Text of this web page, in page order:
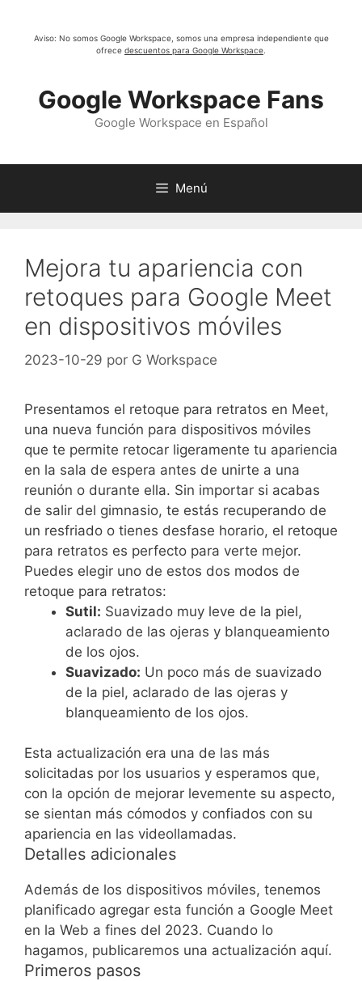
Aviso: No somos Google Workspace, somos una empresa independiente que
ofrece descuentos para Google Workspace
Google Workspace Fans
Google Workspace en Español
Menú
Mejora tu apariencia con
retoques para Google Meet
en dispositivos móviles
2023-10-29 por G Workspace
Presentamos el retoque para retratos en Meet,
una nueva función para dispositivos móviles
que te permite retocar ligeramente tu apariencia
en la sala de espera antes de unirte a una
reunión o durante ella. Sin importar si acabas
de salir del gimnasio, te estás recuperando de
un resfriado o tienes desfase horario, el retoque
para retratos es perfecto para verte mejor.
Puedes elegir uno de estos dos modos de
retoque para retratos:
Sutil: Suavizado muy leve de la piel,
aclarado de las ojeras y blanqueamiento
de los ojos.
Suavizado: Un poco más de suavizado
de la piel, aclarado de las ojeras y
blanqueamiento de los ojos.
Esta actualización era una de las más
solicitadas por los usuarios y esperamos que,
con la opción de mejorar levemente su aspecto,
se sientan más cómodos y confiados con su
apariencia en las videollamadas.
Detalles adicionales
Además de los dispositivos móviles, tenemos
planificado agregar esta función a Google Meet
en la Web a fines del 2023. Cuando lo
hagamos, publicaremos una actualización aquí.
Primeros pasos